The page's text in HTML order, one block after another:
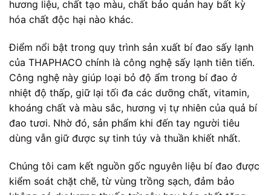
hương liệu, chất tạo màu, chất bảo quản hay bất kỳ
hóa chất độc hại nào khác.
Điểm nổi bật trong quy trình sản xuất bí đao sấy lạnh
của THAPHACO chính là công nghệ sấy lạnh tiên tiến.
Công nghệ này giúp loại bỏ độ ẩm trong bí đao ở
nhiệt độ thấp, giữ lại tối đa các dưỡng chất, vitamin,
khoáng chất và màu sắc, hương vị tự nhiên của quả bí
đao tươi. Nhờ đó, sản phẩm khi đến tay người tiêu
dùng vẫn giữ được sự tinh túy và thuần khiết nhất.
Chúng tôi cam kết nguồn gốc nguyên liệu bí đao được
kiểm soát chặt chẽ, từ vùng trồng sạch, đảm bảo